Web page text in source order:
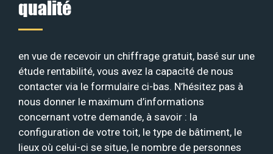
qualité
en vue de recevoir un chiffrage gratuit, basé sur une
étude rentabilité, vous avez la capacité de nous
contacter via le formulaire ci-bas. N’hésitez pas à
nous donner le maximum d’informations
concernant votre demande, à savoir : la
configuration de votre toit, le type de bâtiment, le
lieux où celui-ci se situe, le nombre de personnes